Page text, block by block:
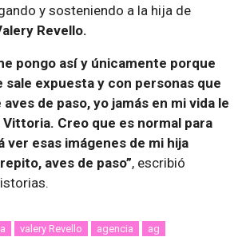
y sosteniendo a la hija de
Revello.
pongo así y únicamente porque
sale expuesta y con personas que
de paso, yo jamás en mi vida le
Vittoria. Creo que es normal para
ver esas imágenes de mi hija
aves de paso”, escribió
valery Revello agencia ag